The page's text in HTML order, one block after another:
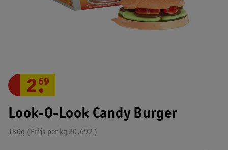
Look-O-Look Candy Burger
130g 20.692
Prijs per kg
2.
69